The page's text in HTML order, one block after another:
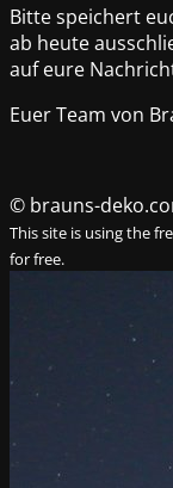
Bitte speichert
ab heute
auf eure
Euer Team von
© brauns-
This site is using the
for free.